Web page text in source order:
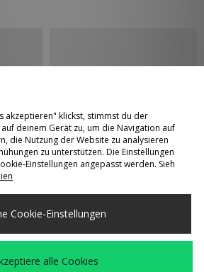
SCHNELLKAUF
akzeptieren" klickst, stimmst du der
deinem Gerät zu, um die Navigation auf
die Nutzung der Website zu analysieren
zu unterstützen. Die Einstellungen
Einstellungen angepasst werden. Sieh
Cookie-Einstellungen
alle Cookies